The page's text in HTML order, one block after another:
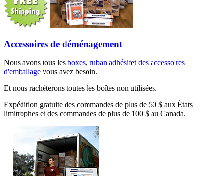
Accessoires de déménagement
Nous avons tous les boxes, ruban adhésifet des accessoires
d'emballage vous avez besoin.
Et nous rachèterons toutes les boîtes non utilisées.
Expédition gratuite des commandes de plus de 50 $ aux États
limitrophes et des commandes de plus de 100 $ au Canada.